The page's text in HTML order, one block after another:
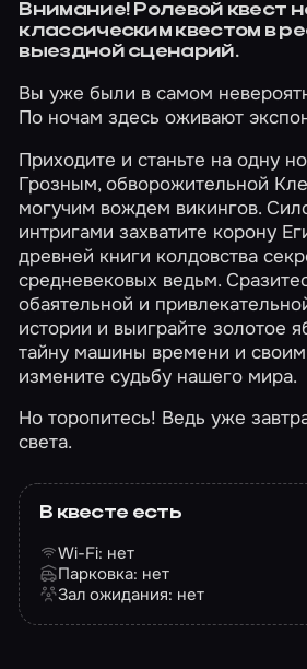
Внимание! Ролевой квест
классическим квестом в
выездной сценарий.
Вы уже были в самом
По ночам здесь оживают
Приходите и станьте на одну
Грозным, обворожительной
могучим вождем викингов.
интригами захватите корону
древней книги колдовства
средневековых ведьм.
обаятельной и
истории и выиграйте золотое
тайну машины времени и
измените судьбу нашего мира.
Но торопитесь! Ведь уже
света.
В квесте есть
Wi-Fi: нет
Парковка: нет
Зал ожидания: нет